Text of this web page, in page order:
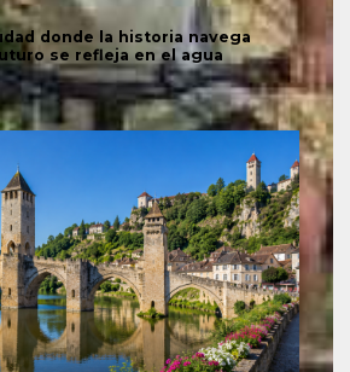
donde la historia navega
se refleja en el agua